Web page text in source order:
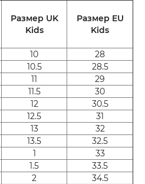
Размер UK
Kids
Размер EU
Kids
10
28
10.5
28.5
11
29
11.5
30
12
30.5
12.5
31
13
32
13.5
32.5
1
33
1.5
33.5
2
34.5